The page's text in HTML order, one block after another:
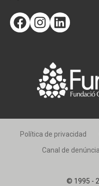
FacebookInstagram
LinkedIn
© 1995 -
Política de privacidad
Canal de denúncia